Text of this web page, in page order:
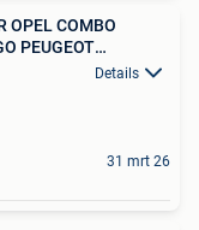
OPEL COMBO
PEUGEOT
Details
31 mrt 26